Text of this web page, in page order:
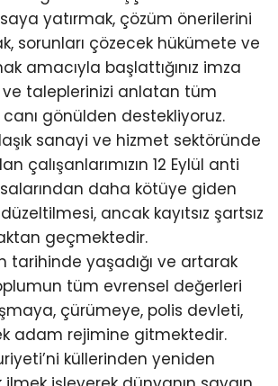
yatırmak, çözüm önerilerini
sorunları çözecek hükümete ve
amacıyla başlattığınız imza
ve taleplerinizi anlatan tüm
canı gönülden destekliyoruz.
sanayi ve hizmet sektöründe
çalışanlarımızın 12 Eylül anti
daha kötüye giden
ancak kayıtsız şartsız
geçmektedir.
tarihinde yaşadığı ve artarak
tüm evrensel değerleri
çürümeye, polis devleti,
adam rejimine gitmektedir.
küllerinden yeniden